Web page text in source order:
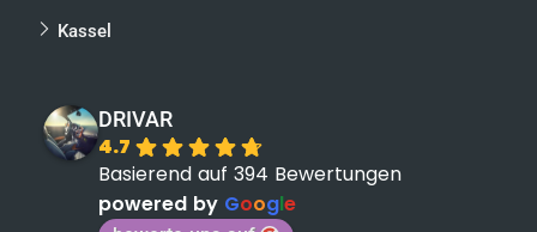
Kassel
DRIVAR
4.7
Basierend auf 394 Bewertungen
powered by Google